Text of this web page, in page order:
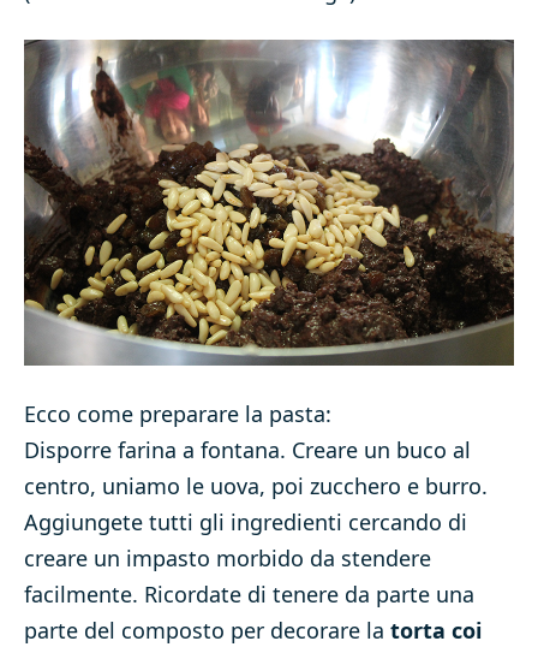
Ecco come preparare la pasta:
Disporre farina a fontana. Creare un buco al
centro, uniamo le uova, poi zucchero e burro.
Aggiungete tutti gli ingredienti cercando di
creare un impasto morbido da stendere
facilmente. Ricordate di tenere da parte una
parte del composto per decorare la torta coi